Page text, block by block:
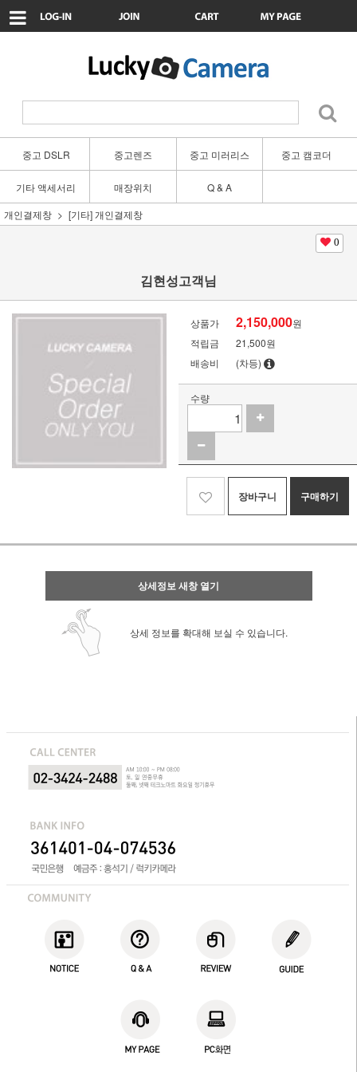
중고 DSLR 중고렌즈 중고 미러리스 중고 캠코더
기타 액세서리 매장위치
Q & A
개인결제창
[기타] 개인결제창
0
김현성고객님
상품가 2,150,000원
적립금
21,500원
배송비
(차등)
수량
장바구니 구매하기
상세정보 새창 열기
상세 정보를 확대해 보실 수 있습니다.